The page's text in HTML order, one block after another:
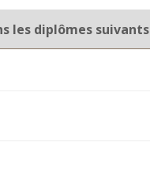
les diplômes suivants